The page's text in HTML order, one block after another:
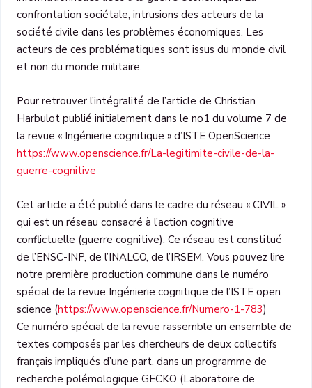
confrontation sociétale, intrusions des acteurs de la
société civile dans les problèmes économiques. Les
acteurs de ces problématiques sont issus du monde civil
et non du monde militaire.
Pour retrouver l’intégralité de l’article de Christian
Harbulot publié initialement dans le no1 du volume 7 de
la revue « Ingénierie cognitique » d’ISTE OpenScience
https://www.openscience.fr/La-legitimite-civile-de-la-
guerre-cognitive
Cet article a été publié dans le cadre du réseau « CIVIL »
qui est un réseau consacré à l’action cognitive
conflictuelle (guerre cognitive). Ce réseau est constitué
de l’ENSC-INP, de l’INALCO, de l’IRSEM. Vous pouvez lire
notre première production commune dans le numéro
spécial de la revue Ingénierie cognitique de l’ISTE open
science (https://www.openscience.fr/Numero-1-783)
Ce numéro spécial de la revue rassemble un ensemble de
textes composés par les chercheurs de deux collectifs
français impliqués d’une part, dans un programme de
recherche polémologique GECKO (Laboratoire de